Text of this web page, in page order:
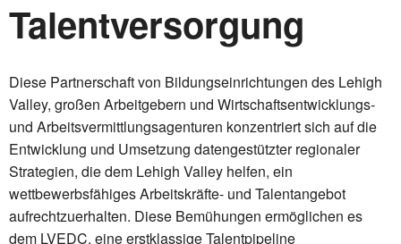
Talentversorgung
Diese Partnerschaft von Bildungseinrichtungen des Lehigh
Valley, großen Arbeitgebern und Wirtschaftsentwicklungs-
und Arbeitsvermittlungsagenturen konzentriert sich auf die
Entwicklung und Umsetzung datengestützter regionaler
Strategien, die dem Lehigh Valley helfen, ein
wettbewerbsfähiges Arbeitskräfte- und Talentangebot
aufrechtzuerhalten. Diese Bemühungen ermöglichen es
dem LVEDC, eine erstklassige Talentpipeline